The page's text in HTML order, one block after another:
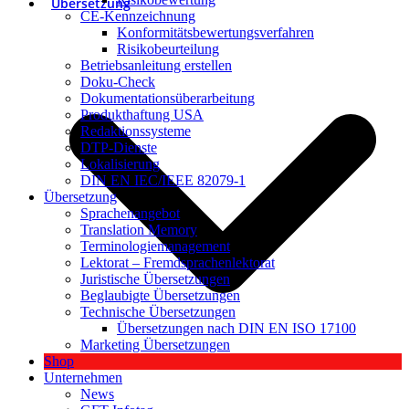
Übersetzung
CE-Kennzeichnung
Konformitätsbewertungsverfahren
Risikobeurteilung
Betriebsanleitung erstellen
Doku-Check
Dokumentationsüberarbeitung
Produkthaftung USA
Redaktionssysteme
DTP-Dienste
Lokalisierung
DIN EN IEC/IEEE 82079-1
Übersetzung
Sprachenangebot
Translation Memory
Terminologiemanagement
Lektorat – Fremdsprachenlektorat
Juristische Übersetzungen
Beglaubigte Übersetzungen
Technische Übersetzungen
Übersetzungen nach DIN EN ISO 17100
Marketing Übersetzungen
Shop
Unternehmen
News